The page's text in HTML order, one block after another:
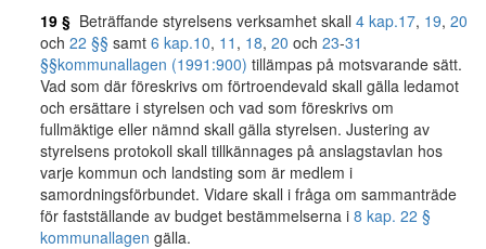
19 § Beträffande styrelsens verksamhet skall 4 kap.17, 19, 20
och 22 §§ samt 6 kap.10, 11 , 18, 20 och 23-31
§§kommunallagen (1991:900) tillämpas på motsvarande sätt.
Vad som där föreskrivs om förtroendevald skall gälla ledamot
och ersättare i styrelsen och vad som föreskrivs om
fullmäktige eller nämnd skall gälla styrelsen. Justering av
styrelsens protokoll skall tillkännages på anslagstavlan hos
varje kommun och landsting som är medlem i
samordningsförbundet. Vidare skall i fråga om sammanträde
för fastställande av budget bestämmelserna i 8 kap. 22 §
kommunallagen gälla.